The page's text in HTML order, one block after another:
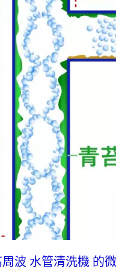
周波 水管清洗機 的